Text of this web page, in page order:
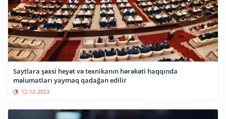
Saytlara şəxsi heyət və texnikanın hərəkəti haqqında
məlumatları yaymaq qadağan edilir
12-12-2023